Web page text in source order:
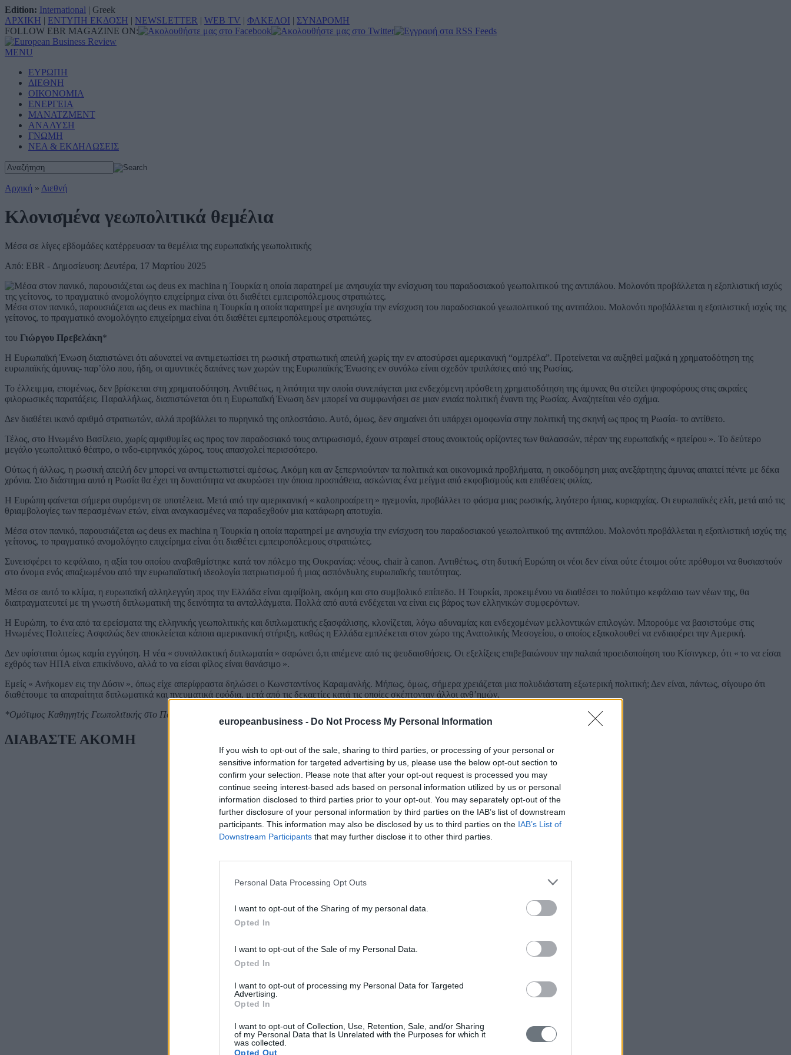
europeanbusiness - Do Not Process My Personal Information
If you wish to opt-out of the sale, sharing to third parties, or processing of your personal or
sensitive information for targeted advertising by us, please use the below opt-out section to
confirm your selection. Please note that after your opt-out request is processed you may
continue seeing interest-based ads based on personal information utilized by us or personal
information disclosed to third parties prior to your opt-out. You may separately opt-out of the
further disclosure of your personal information by third parties on the IAB’s list of downstream
participants. This information may also be disclosed by us to third parties on the IAB’s List of
Downstream Participants that may further disclose it to other third parties.
Personal Data Processing Opt Outs
I want to opt-out of the Sharing of my personal data.
Opted In
I want to opt-out of the Sale of my Personal Data.
Opted In
I want to opt-out of processing my Personal Data for Targeted
Advertising.
Opted In
I want to opt-out of Collection, Use, Retention, Sale, and/or Sharing
of my Personal Data that Is Unrelated with the Purposes for which it
was collected.
Opted Out
Edition: International | Greek
ΑΡΧΙΚΗ | ΕΝΤΥΠΗ ΕΚΔΟΣΗ | NEWSLETTER | WEB TV | ΦΑΚΕΛΟΙ | ΣΥΝΔΡΟΜΗ
FOLLOW EBR MAGAZINE ON:
MENU
ΕΥΡΩΠΗ
ΔΙΕΘΝΗ
ΟΙΚΟΝΟΜΙΑ
ΕΝΕΡΓΕΙΑ
ΜΑΝΑΤΖΜΕΝΤ
ΑΝΑΛΥΣΗ
ΓΝΩΜΗ
ΝΕΑ & ΕΚΔΗΛΩΣΕΙΣ
Αρχική » Διεθνή
Κλονισμένα γεωπολιτικά θεμέλια
Μέσα σε λίγες εβδομάδες κατέρρευσαν τα θεμέλια της ευρωπαϊκής γεωπολιτικής
Από: EBR - Δημοσίευση: Δευτέρα, 17 Μαρτίου 2025
Μέσα στον πανικό, παρουσιάζεται ως deus ex machina η Τουρκία η οποία παρατηρεί με ανησυχία την ενίσχυση του παραδοσιακού γεωπολιτικού της αντιπάλου. Μολονότι προβάλλεται η εξοπλιστική ισχύς της
γείτονος, το πραγματικό ανομολόγητο επιχείρημα είναι ότι διαθέτει εμπειροπόλεμους στρατιώτες.
του Γιώργου Πρεβελάκη*
Η Ευρωπαϊκή Ένωση διαπιστώνει ότι αδυνατεί να αντιμετωπίσει τη ρωσική στρατιωτική απειλή χωρίς την εν αποσύρσει αμερικανική “ομπρέλα”. Προτείνεται να αυξηθεί μαζικά η χρηματοδότηση της
ευρωπαϊκής άμυνας- παρ’όλο που, ήδη, οι αμυντικές δαπάνες των χωρών της Ευρωπαϊκής Ένωσης εν συνόλω είναι σχεδόν τριπλάσιες από της Ρωσίας.
Το έλλειμμα, επομένως, δεν βρίσκεται στη χρηματοδότηση. Αντιθέτως, η λιτότητα την οποία συνεπάγεται μια ενδεχόμενη πρόσθετη χρηματοδότηση της άμυνας θα στείλει ψηφοφόρους στις ακραίες
φιλορωσικές παρατάξεις. Παραλλήλως, διαπιστώνεται ότι η Ευρωπαϊκή Ένωση δεν μπορεί να συμφωνήσει σε μιαν ενιαία πολιτική έναντι της Ρωσίας. Αναζητείται νέο σχήμα.
Δεν διαθέτει ικανό αριθμό στρατιωτών, αλλά προβάλλει το πυρηνικό της οπλοστάσιο. Αυτό, όμως, δεν σημαίνει ότι υπάρχει ομοφωνία στην πολιτική της σκηνή ως προς τη Ρωσία- το αντίθετο.
Τέλος, στο Ηνωμένο Βασίλειο, χωρίς αμφιθυμίες ως προς τον παραδοσιακό τους αντιρωσισμό, έχουν στραφεί στους ανοικτούς ορίζοντες των θαλασσών, πέραν της ευρωπαϊκής « ηπείρου ». Το δεύτερο
μεγάλο γεωπολιτικό θέατρο, ο ινδο-ειρηνικός χώρος, τους απασχολεί περισσότερο.
Ούτως ή άλλως, η ρωσική απειλή δεν μπορεί να αντιμετωπιστεί αμέσως. Ακόμη και αν ξεπερνιούνταν τα πολιτικά και οικονομικά προβλήματα, η οικοδόμηση μιας ανεξάρτητης άμυνας απαιτεί πέντε με δέκα
χρόνια. Στο διάστημα αυτό η Ρωσία θα έχει τη δυνατότητα να ακυρώσει την όποια προσπάθεια, ασκώντας ένα μείγμα από εκφοβισμούς και επιθέσεις φιλίας.
Η Ευρώπη φαίνεται σήμερα συρόμενη σε υποτέλεια. Μετά από την αμερικανική « καλοπροαίρετη » ηγεμονία, προβάλλει το φάσμα μιας ρωσικής, λιγότερο ήπιας, κυριαρχίας. Οι ευρωπαϊκές ελίτ, μετά από τις
θριαμβολογίες των περασμένων ετών, είναι αναγκασμένες να παραδεχθούν μια κατάφωρη αποτυχία.
Μέσα στον πανικό, παρουσιάζεται ως deus ex machina η Τουρκία η οποία παρατηρεί με ανησυχία την ενίσχυση του παραδοσιακού γεωπολιτικού της αντιπάλου. Μολονότι προβάλλεται η εξοπλιστική ισχύς της
γείτονος, το πραγματικό ανομολόγητο επιχείρημα είναι ότι διαθέτει εμπειροπόλεμους στρατιώτες.
Συνεισφέρει το κεφάλαιο, η αξία του οποίου αναβαθμίστηκε κατά τον πόλεμο της Ουκρανίας: νέους, chair à canon. Αντιθέτως, στη δυτική Ευρώπη οι νέοι δεν είναι ούτε έτοιμοι ούτε πρόθυμοι να θυσιαστούν
στο όνομα ενός απαξιωμένου από την ευρωπαϊστική ιδεολογία πατριωτισμού ή μιας ασπόνδυλης ευρωπαϊκής ταυτότητας.
Μέσα σε αυτό το κλίμα, η ευρωπαϊκή αλληλεγγύη προς την Ελλάδα είναι αμφίβολη, ακόμη και στο συμβολικό επίπεδο. Η Τουρκία, προκειμένου να διαθέσει το πολύτιμο κεφάλαιο των νέων της, θα
διαπραγματευτεί με τη γνωστή διπλωματική της δεινότητα τα ανταλλάγματα. Πολλά από αυτά ενδέχεται να είναι εις βάρος των ελληνικών συμφερόντων.
Η Ευρώπη, το ένα από τα ερείσματα της ελληνικής γεωπολιτικής και διπλωματικής εξασφάλισης, κλονίζεται, λόγω αδυναμίας και ενδεχομένων μελλοντικών επιλογών. Μπορούμε να βασιστούμε στις
Ηνωμένες Πολιτείες; Ασφαλώς δεν αποκλείεται κάποια αμερικανική στήριξη, καθώς η Ελλάδα εμπλέκεται στον χώρο της Ανατολικής Μεσογείου, ο οποίος εξακολουθεί να ενδιαφέρει την Αμερική.
Δεν υφίσταται όμως καμία εγγύηση. Η νέα « συναλλακτική διπλωματία » σαρώνει ό,τι απέμενε από τις ψευδαισθήσεις. Οι εξελίξεις επιβεβαιώνουν την παλαιά προειδοποίηση του Κίσινγκερ, ότι « το να είσαι
εχθρός των ΗΠΑ είναι επικίνδυνο, αλλά το να είσαι φίλος είναι θανάσιμο ».
Εμείς « Ανήκομεν εις την Δύσιν », όπως είχε απερίφραστα δηλώσει ο Κωνσταντίνος Καραμανλής. Μήπως, όμως, σήμερα χρειάζεται μια πολυδιάστατη εξωτερική πολιτική; Δεν είναι, πάντως, σίγουρο ότι
διαθέτουμε τα απαραίτητα διπλωματικά και πνευματικά εφόδια, μετά από τις δεκαετίες κατά τις οποίες σκέπτονταν άλλοι ανθ’ημών.
*Ομότιμος Καθηγητής Γεωπολιτικής στο Πανεπιστήμιο της Σορβόννης (Paris 1) Distinguished Visiting Professor, Hellenic American University
ΔΙΑΒΑΣΤΕ ΑΚΟΜΗ